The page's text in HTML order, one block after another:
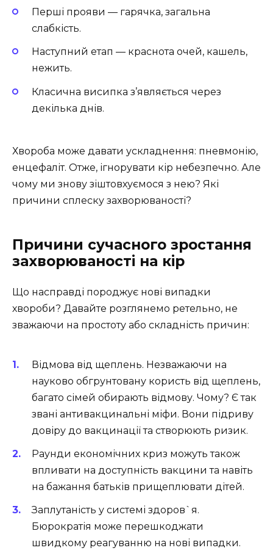
Перші прояви — гарячка, загальна
слабкість.
Наступний етап — краснота очей, кашель,
нежить.
Класична висипка з’являється через
декілька днів.
Хвороба може давати ускладнення: пневмонію,
енцефаліт. Отже, ігнорувати кір небезпечно. Але
чому ми знову зіштовхуємося з нею? Які
причини сплеску захворюваності?
Причини сучасного зростання
захворюваності на кір
Що насправді породжує нові випадки
хвороби? Давайте розглянемо ретельно, не
зважаючи на простоту або складність причин:
Відмова від щеплень. Незважаючи на
науково обгрунтовану користь від щеплень,
багато сімей обирають відмову. Чому? Є так
звані антивакцинальні міфи. Вони підриву
довіру до вакцинації та створюють ризик.
Раунди економічних криз можуть також
впливати на доступність вакцини та навіть
на бажання батьків прищеплювати дітей.
Заплутаність у системі здоров`я.
Бюрократія може перешкоджати
швидкому реагуванню на нові випадки.